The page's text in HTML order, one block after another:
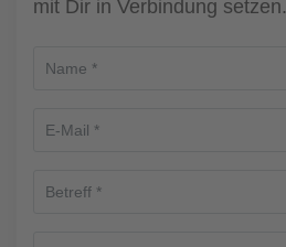
mit Dir in Verbindung setzen.